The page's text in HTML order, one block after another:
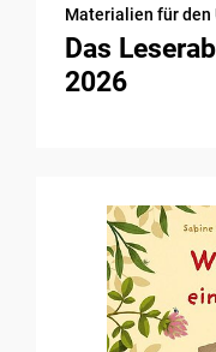
Materialien für den
Das
2026